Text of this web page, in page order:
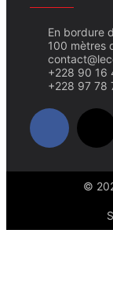
En bordure
100 mètres
+228 90 16
+228 97 78
©